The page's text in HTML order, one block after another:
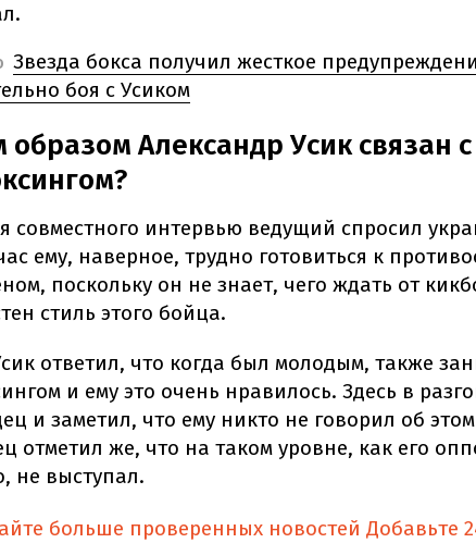
Звезда бокса получил жесткое
боя с Усиком
образом Александр Усик связан с
совместного интервью ведущий спросил
ему, наверное, трудно готовиться к
поскольку он не знает, чего ждать от
стиль этого бойца.
ответил, что когда был молодым, также
и ему это очень нравилось. Здесь в
и заметил, что ему никто не говорил об
отметил же, что на таком уровне, как его
не выступал.
больше проверенных новостей Добавьте